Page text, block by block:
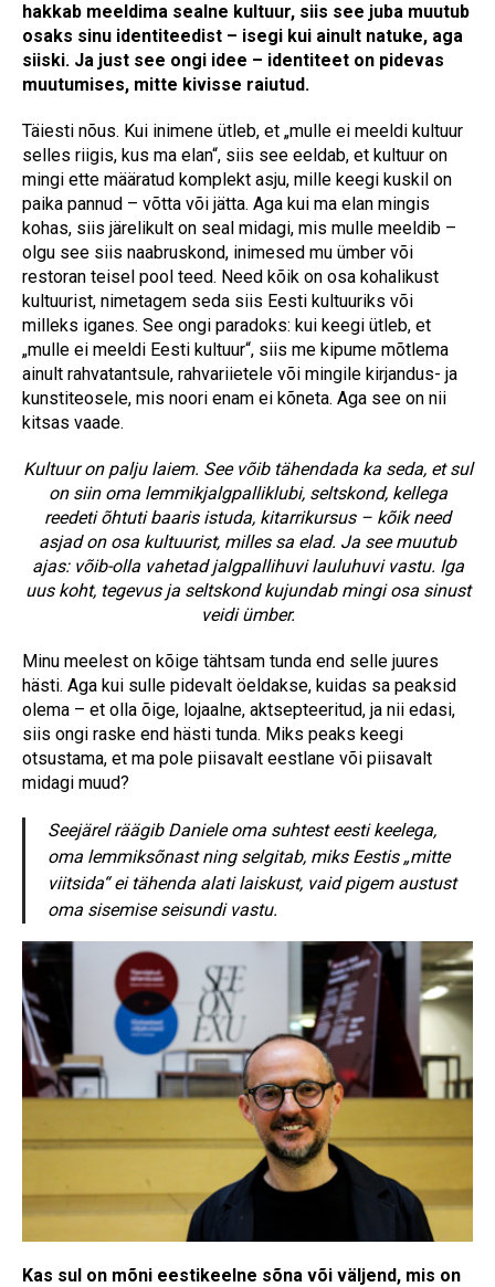
hakkab meeldima sealne kultuur, siis see juba muutub
osaks sinu identiteedist – isegi kui ainult natuke, aga
siiski. Ja just see ongi idee – identiteet on pidevas
muutumises, mitte kivisse raiutud.
Täiesti nõus. Kui inimene ütleb, et „mulle ei meeldi kultuur
selles riigis, kus ma elan“, siis see eeldab, et kultuur on
mingi ette määratud komplekt asju, mille keegi kuskil on
paika pannud – võtta või jätta. Aga kui ma elan mingis
kohas, siis järelikult on seal midagi, mis mulle meeldib –
olgu see siis naabruskond, inimesed mu ümber või
restoran teisel pool teed. Need kõik on osa kohalikust
kultuurist, nimetagem seda siis Eesti kultuuriks või
milleks iganes. See ongi paradoks: kui keegi ütleb, et
„mulle ei meeldi Eesti kultuur“, siis me kipume mõtlema
ainult rahvatantsule, rahvariietele või mingile kirjandus- ja
kunstiteosele, mis noori enam ei kõneta. Aga see on nii
kitsas vaade.
Kultuur on palju laiem. See võib tähendada ka seda, et sul
on siin oma lemmikjalgpalliklubi, seltskond, kellega
reedeti õhtuti baaris istuda, kitarrikursus – kõik need
asjad on osa kultuurist, milles sa elad. Ja see muutub
ajas: võib-olla vahetad jalgpallihuvi lauluhuvi vastu. Iga
uus koht, tegevus ja seltskond kujundab mingi osa sinust
veidi ümber.
Minu meelest on kõige tähtsam tunda end selle juures
hästi. Aga kui sulle pidevalt öeldakse, kuidas sa peaksid
olema – et olla õige, lojaalne, aktsepteeritud, ja nii edasi,
siis ongi raske end hästi tunda. Miks peaks keegi
otsustama, et ma pole piisavalt eestlane või piisavalt
midagi muud?
Seejärel räägib Daniele oma suhtest eesti keelega,
oma lemmiksõnast ning selgitab, miks Eestis „mitte
viitsida“ ei tähenda alati laiskust, vaid pigem austust
oma sisemise seisundi vastu.
Kas sul on mõni eestikeelne sõna või väljend, mis on